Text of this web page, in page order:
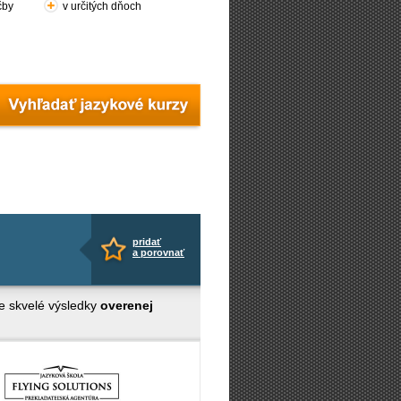
v určitých dňoch
pridať
a porovnať
skvelé výsledky overenej